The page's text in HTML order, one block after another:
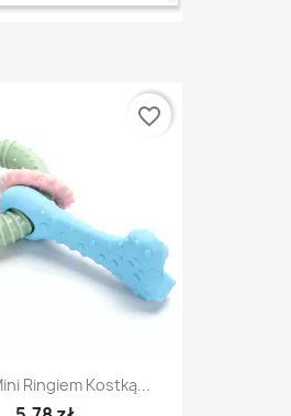
Ringiem Kostką...
favorite_border